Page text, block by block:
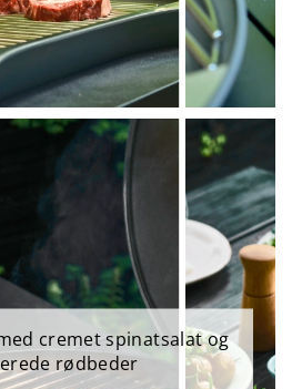
cremet spinatsalat og
rødbeder